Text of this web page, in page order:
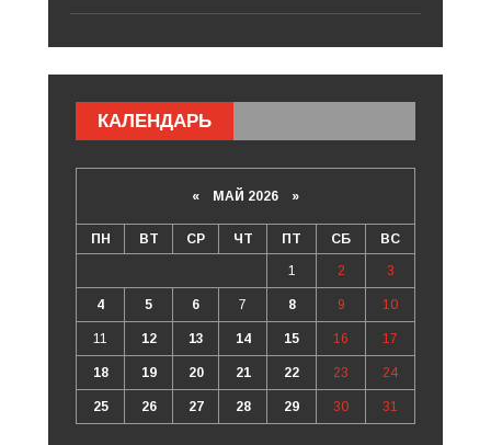
КАЛЕНДАРЬ
« МАЙ 2026 »
ПН ВТ СР ЧТ ПТ СБ ВС
1 2 3
4 5 6 7 8 9 10
11 12 13 14 15 16 17
18 19 20 21 22 23 24
25 26 27 28 29 30 31